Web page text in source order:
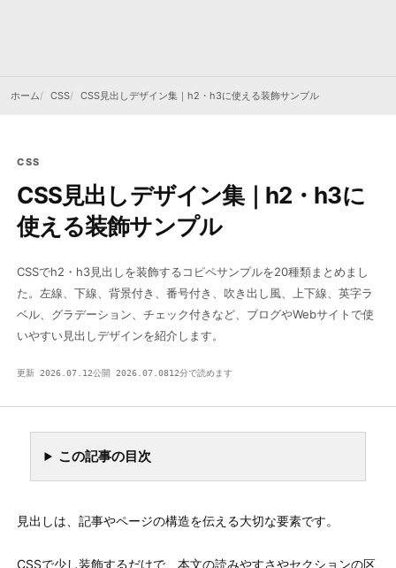
ホーム CSS CSS見出しデザイン集｜h2・h3に使える装飾サンプル
CSS
CSS見出しデザイン集｜h2・h3に
使える装飾サンプル
CSSでh2・h3見出しを装飾するコピペサンプルを20種類まとめまし
た。左線、下線、背景付き、番号付き、吹き出し風、上下線、英字ラ
ベル、グラデーション、チェック付きなど、ブログやWebサイトで使
いやすい見出しデザインを紹介します。
更新 2026.07.12公開 2026.07.0812分で読めます
CSS
この記事の目次
見出しは、記事やページの構造を伝える大切な要素です。
CSSで少し装飾するだけで、本文の読みやすさやセクションの区